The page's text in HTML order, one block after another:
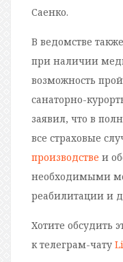
Саенко.
В ведомстве
при наличии
возможность
санаторно-
заявил, что в
все страховые
производстве и
необходимыми
реабилитации и
Хотите обсудить
к телеграм-чату